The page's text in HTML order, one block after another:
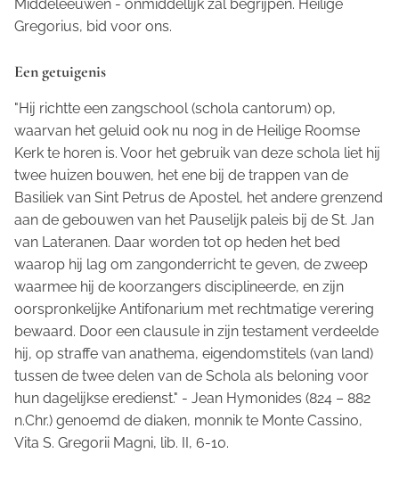
Middeleeuwen - onmiddellijk zal begrijpen. Heilige
Gregorius, bid voor ons.
Een getuigenis
"Hij richtte een zangschool (schola cantorum) op,
waarvan het geluid ook nu nog in de Heilige Roomse
Kerk te horen is. Voor het gebruik van deze schola liet hij
twee huizen bouwen, het ene bij de trappen van de
Basiliek van Sint Petrus de Apostel, het andere grenzend
aan de gebouwen van het Pauselijk paleis bij de St. Jan
van Lateranen. Daar worden tot op heden het bed
waarop hij lag om zangonderricht te geven, de zweep
waarmee hij de koorzangers disciplineerde, en zijn
oorspronkelijke Antifonarium met rechtmatige verering
bewaard. Door een clausule in zijn testament verdeelde
hij, op straffe van anathema, eigendomstitels (van land)
tussen de twee delen van de Schola als beloning voor
hun dagelijkse eredienst." - Jean Hymonides (824 – 882
n.Chr.) genoemd de diaken, monnik te Monte Cassino,
Vita S. Gregorii Magni, lib. II, 6-10.